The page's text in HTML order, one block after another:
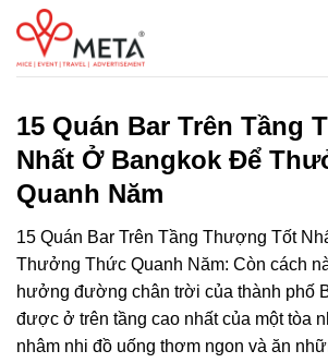
Chuyển
đến
nội
15 Quán Bar Trên Tầng
Nhất Ở Bangkok Để
Quanh Năm
15 Quán Bar Trên Tầng Thượng Tốt
Thưởng Thức Quanh Năm: Còn cách
hưởng đường chân trời của thành phố
được ở trên tầng cao nhất của một tòa
nhâm nhi đồ uống thơm ngon và ăn